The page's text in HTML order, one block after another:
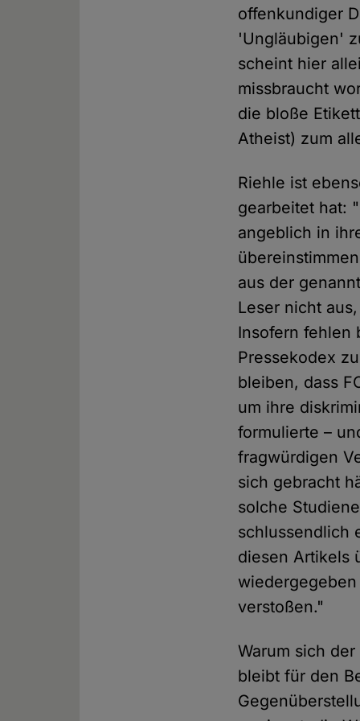
offenkundiger
'Ungläubigen'
scheint hier
missbraucht
die bloße
Atheist) zum
Riehle ist
gearbeitet hat:
angeblich in
aus der
Leser nicht
Insofern fehlen
Pressekodex
bleiben, dass
um ihre
formulierte –
fragwürdigen
sich gebracht
solche
schlussendlich
diesen Artikels
verstoßen."
Warum sich der
bleibt für den